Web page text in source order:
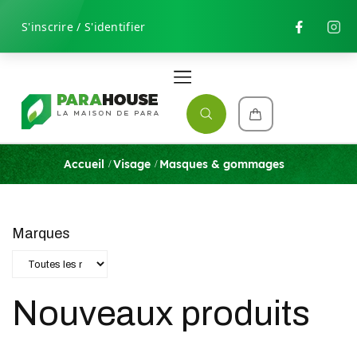
S'inscrire / S'identifier
Accueil Visage Masques & gommages
Marques
Nouveaux produits